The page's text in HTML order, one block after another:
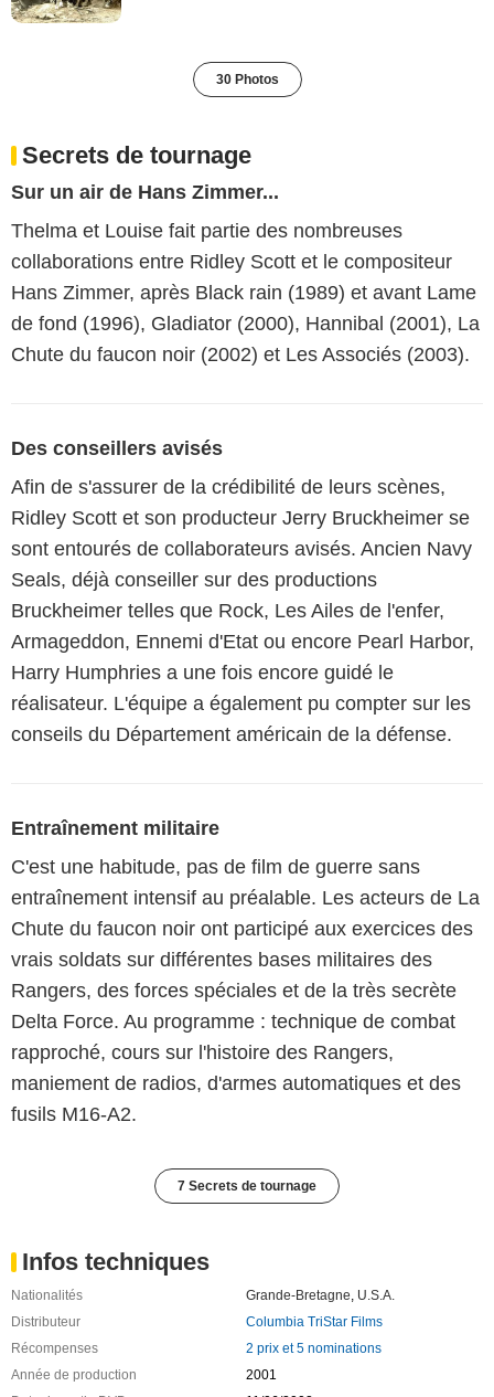
30 Photos
Secrets de tournage
Sur un air de Hans Zimmer...
Thelma et Louise fait partie des nombreuses
collaborations entre Ridley Scott et le compositeur
Hans Zimmer, après Black rain (1989) et avant Lame
de fond (1996), Gladiator (2000), Hannibal (2001), La
Chute du faucon noir (2002) et Les Associés (2003).
Des conseillers avisés
Afin de s'assurer de la crédibilité de leurs scènes,
Ridley Scott et son producteur Jerry Bruckheimer se
sont entourés de collaborateurs avisés. Ancien Navy
Seals, déjà conseiller sur des productions
Bruckheimer telles que Rock, Les Ailes de l'enfer,
Armageddon, Ennemi d'Etat ou encore Pearl Harbor,
Harry Humphries a une fois encore guidé le
réalisateur. L'équipe a également pu compter sur les
conseils du Département américain de la défense.
Entraînement militaire
C'est une habitude, pas de film de guerre sans
entraînement intensif au préalable. Les acteurs de La
Chute du faucon noir ont participé aux exercices des
vrais soldats sur différentes bases militaires des
Rangers, des forces spéciales et de la très secrète
Delta Force. Au programme : technique de combat
rapproché, cours sur l'histoire des Rangers,
maniement de radios, d'armes automatiques et des
fusils M16-A2.
7 Secrets de tournage
Infos techniques
Nationalités Grande-Bretagne, U.S.A.
Distributeur
Columbia TriStar Films
Récompenses
2 prix et 5 nominations
Année de production
2001